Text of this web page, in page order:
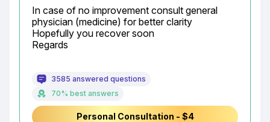
In case of no improvement consult general
physician (medicine) for better clarity
Hopefully you recover soon
Regards
3585 answered questions
70% best answers
Personal Consultation - $4